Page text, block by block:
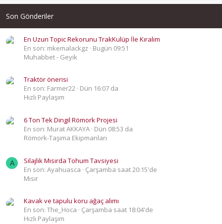
Son Gönderiler
En Uzun Topic Rekorunu TrakKulüp İle Kıralım
En son: mkemalackgz
Bugün 09:51
Muhabbet - Geyik
Traktör önerisi
En son: Farmer22 Dün 16:07 da
Hızlı Paylaşım
6 Ton Tek Dingil Römork Projesi
En son: Murat AKKAYA Dün 08:53 da
Römork-Taşıma Ekipmanları
A
Silajlık Mısırda Tohum Tavsiyesi
En son: Ayahuasca
Çarşamba saat 20:15'de
Mısır
Kavak ve tapulu koru ağaç alımı
En son: The_Hoca
Çarşamba saat 18:04'de
Hızlı Paylaşım